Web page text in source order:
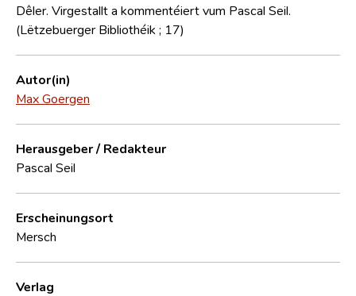
Dêler. Virgestallt a kommentéiert vum Pascal Seil.
(Lëtzebuerger Bibliothéik ; 17)
Autor(in)
Max Goergen
Herausgeber / Redakteur
Pascal Seil
Erscheinungsort
Mersch
Verlag